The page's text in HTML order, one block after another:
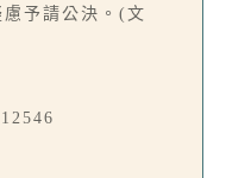
予請公決。(文